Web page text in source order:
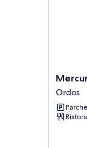
Mercure
Ordos
Ordos
Ordos